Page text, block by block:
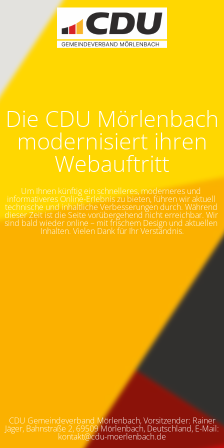
Die CDU Mörlenbach
modernisiert ihren
Webauftritt
Um Ihnen künftig ein schnelleres, moderneres und
informativeres Online-Erlebnis zu bieten, führen wir aktuell
technische und inhaltliche Verbesserungen durch. Während
dieser Zeit ist die Seite vorübergehend nicht erreichbar. Wir
sind bald wieder online – mit frischem Design und aktuellen
Inhalten. Vielen Dank für Ihr Verständnis.
CDU Gemeindeverband Mörlenbach, Vorsitzender: Rainer
Jäger, Bahnstraße 2, 69509 Mörlenbach, Deutschland, E-Mail:
kontakt@cdu-moerlenbach.de